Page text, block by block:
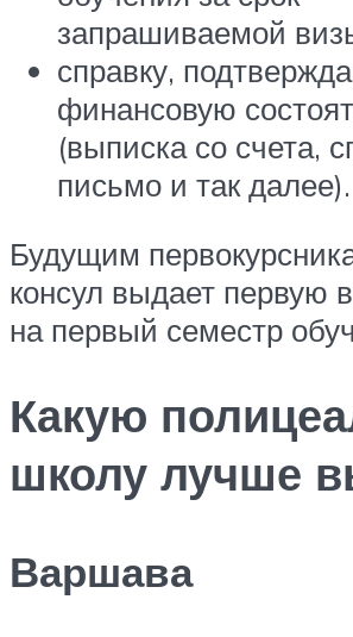
запрашиваемой
справку,
финансовую
(выписка со счета,
письмо и так далее).
Будущим
консул выдает первую
на первый семестр
Какую
школу лучше
Варшава